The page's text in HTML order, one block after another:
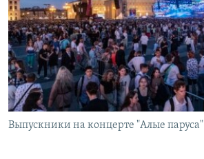
Выпускники на концерте "Алые паруса"